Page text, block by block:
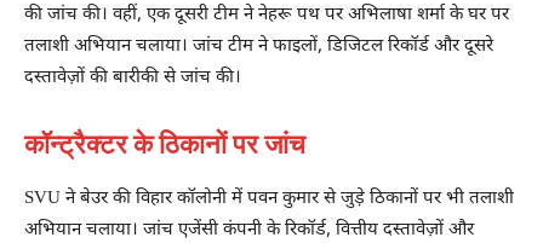
की जांच की। वहीं, एक दूसरी टीम ने नेहरू पथ पर अभिलाषा शर्मा के घर पर
तलाशी अभियान चलाया। जांच टीम ने फाइलों, डिजिटल रिकॉर्ड और दूसरे
दस्तावेज़ों की बारीकी से जांच की।
कॉन्ट्रैक्टर के ठिकानों पर जांच
SVU ने बेउर की विहार कॉलोनी में पवन कुमार से जुड़े ठिकानों पर भी तलाशी
अभियान चलाया। जांच एजेंसी कंपनी के रिकॉर्ड, वित्तीय दस्तावेज़ों और